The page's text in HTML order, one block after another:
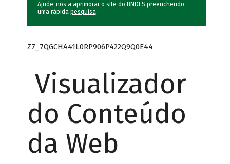
Ajude-nos a aprimorar o site do BNDES preenchendo
uma rápida pesquisa.
Z7_7QGCHA41L0RP906P422Q9Q0E44
Visualizador
do Conteúdo
da Web